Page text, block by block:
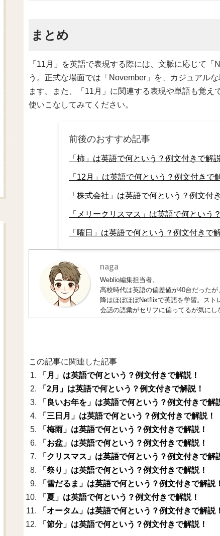
まとめ
「11月」を英語で表現する際には、文脈に応じて
う。正式な場面では「November」を、カジュアル
ます。また、「11月」に関連する表現や単語も覚
使いこなしてみてください。
前後のおすすめ記事
「柿」は英語で何という？例文付きで解説
「12月」は英語で何という？例文付きで
「株式会社」は英語で何という？例文付
「メリークリスマス」は英語で何という
「曜日」は英語で何という？例文付きで
naga
Weblio編集担当者。
高校時代は英語の偏差値が40台だった
降はほぼほぼNetflixで英語を学習。ス
会話の語彙がセリフに偏ってるが気にし
この記事に関連した記事
「月」は英語で何という？例文付きで解説！
「2月」は英語で何という？例文付きで解説！
「良いお年を」は英語で何という？例文付きで解
「三日月」は英語で何という？例文付きで解説！
「梅雨」は英語で何という？例文付きで解説！
「お盆」は英語で何という？例文付きで解説！
「クリスマス」は英語で何という？例文付きで解
「祭り」は英語で何という？例文付きで解説！
「雪だるま」は英語で何という？例文付きで解説！
「夏」は英語で何という？例文付きで解説！
「オータム」は英語で何という？例文付きで解説！
「節分」は英語で何という？例文付きで解説！